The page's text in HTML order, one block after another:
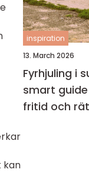
kan
inspiration
13. March 2026
Fyrhjuling i
smart
fritid och